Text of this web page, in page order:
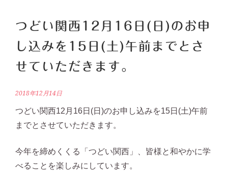
つどい関西12月16日(日)のお申
し込みを15日(土)午前までとさ
せていただきます。
2018年12月14日
つどい関西12月16日(日)のお申し込みを15日(土)午前
までとさせていただきます。
今年を締めくくる「つどい関西」、皆様と和やかに学
べることを楽しみにしています。